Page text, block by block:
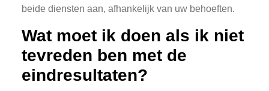
beide diensten aan, afhankelijk van uw behoeften.
Wat moet ik doen als ik niet
tevreden ben met de
eindresultaten?